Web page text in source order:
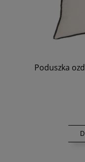
Poduszka